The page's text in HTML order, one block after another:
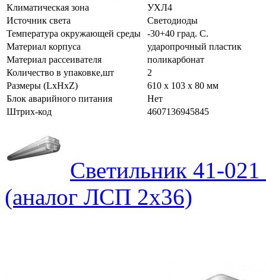
Климатическая зона
УХЛ4
Источник света
Светодиоды
Температура окружающей среды
-30+40 град. С.
Материал корпуса
ударопрочный пластик
Материал рассеивателя
поликарбонат
Количество в упаковке,шт
2
Размеры (LxHxZ)
610 x 103 х 80 мм
Блок аварийного питания
Нет
Штрих-код
4607136945845
Светильник 41-
(аналог ЛСП 2х36)